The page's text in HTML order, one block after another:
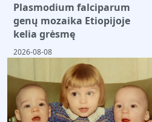
Plasmodium falciparum
genų mozaika Etiopijoje
kelia grėsmę
2026-08-08